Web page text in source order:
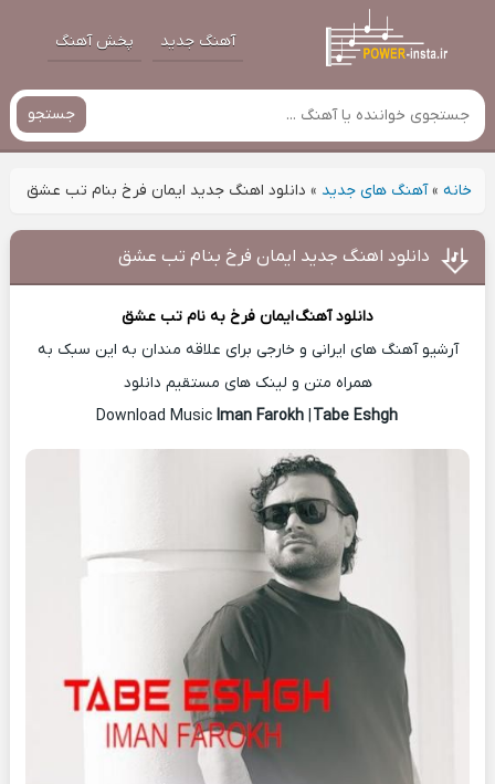
آهنگ جدید پخش آهنگ
جستجو
خانه»آهنگ های جدید » دانلود اهنگ جدید ایمان فرخ بنام تب عشق
دانلود اهنگ جدید ایمان فرخ بنام تب عشق
دانلود آهنگایمان فرخ به نام تب عشق
آرشیو آهنگ های ایرانی و خارجی برای علاقه مندان به این سبک به
همراه متن و لینک های مستقیم دانلود
Iman Farokh |Tabe Eshgh